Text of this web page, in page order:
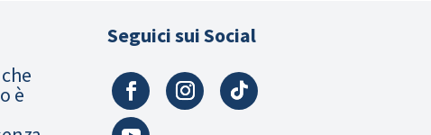
è
Seguici sui Social